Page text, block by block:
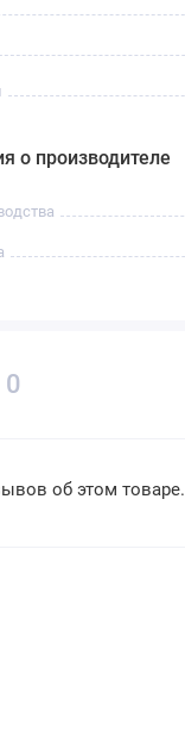
о производителе
0
об этом товаре.